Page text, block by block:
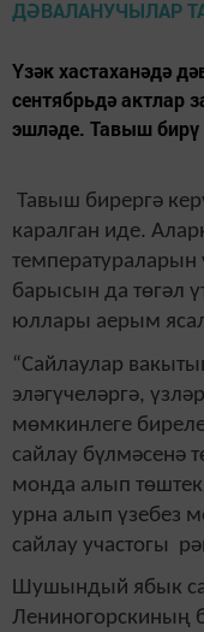
Үзәк хастаханәдә
сентябрьдә актлар
эшләде. Тавыш бирү
Тавыш бирергә
каралган иде.
температураларын
барысын да төгәл
юллары аерым
“Сайлаулар
эләгүчеләргә,
мөмкинлеге
сайлау бүлмәсенә
монда алып
урна алып үзебез
сайлау участогы
Шушындый ябык
Лениногорскиның